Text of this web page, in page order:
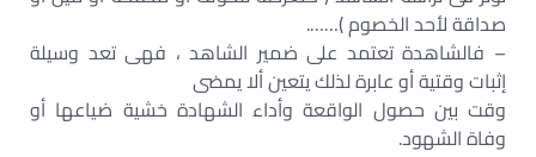
صداقة لأحد الخصوم )…….
– فالشاهدة تعتمد على ضمير الشاهد ، فهى تعد وسيلة
إثبات وقتية أو عابرة لذلك يتعين ألا يمضى
وقت بين حصول الواقعة وأداء الشهادة خشية ضياعها أو
وفاة الشهود.